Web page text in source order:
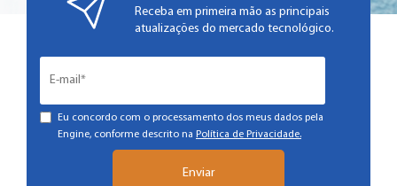
Receba em primeira mão as principais
atualizações do mercado tecnológico.
Eu concordo com o processamento dos meus dados pela
Engine, conforme descrito na Política de Privacidade.